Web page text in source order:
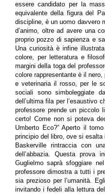
essere candidato per la
equivalente della figura del
discipline, è un uomo davvero
d’animo, oltre ad avere una
proprio pozzo di sapienza e
Una curiosità è infine
colore, per letteratura e
margini della toga del
colore rappresentante è il
e veterinaria il rosso, per le
sociali sono simboleggiate
dell’ultima fila per l’esaustivo
professore prende un piccolo
certo! Come non si poteva
Umberto Eco?” Aperto il
principio del libro, ove si esalta
Baskerville rintraccia con
dell’abbazia. Questa prova
Guglielmo saprà sfoggiare
professore dimostra a tutti i
sia prezioso per l’umanità.
invitando i fedeli alla lettura